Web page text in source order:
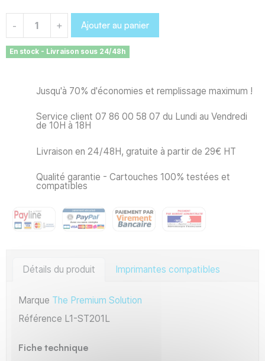
- + Ajouter au panier
En stock - Livraison sous 24/48h
Jusqu'à 70% d'économies et remplissage maximum !
Service client 07 86 00 58 07 du Lundi au Vendredi
de 10H à 18H
Livraison en 24/48H, gratuite à partir de 29€ HT
Qualité garantie - Cartouches 100% testées et
compatibles
Détails du produit Imprimantes compatibles
Marque The Premium Solution
Référence L1-ST201L
Fiche technique